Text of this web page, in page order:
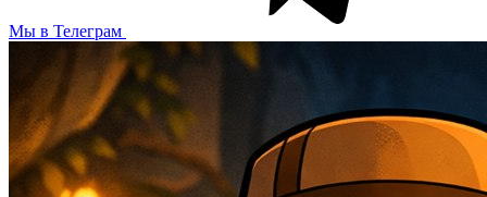
Мы в Телеграм